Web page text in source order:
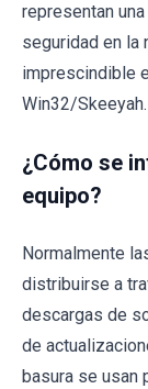
representan
seguridad en la
imprescindible
Win32/Skeeyah.
¿Cómo se
equipo?
Normalmente
distribuirse a
descargas de
de
basura se usan